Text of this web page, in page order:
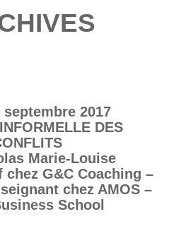
septembre 2017
DES
Marie-Louise
chez G&C Coaching –
chez AMOS –
School